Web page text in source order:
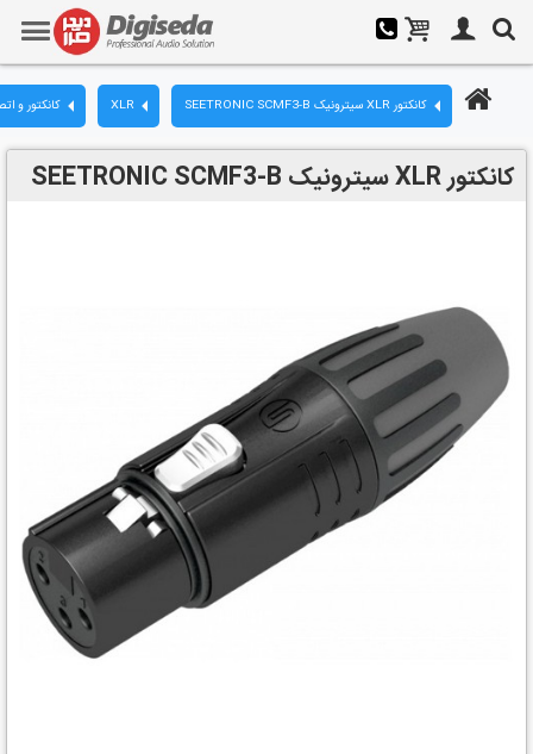
کانکتور و XLR کانکتور XLR سیترونیک SEETRONIC SCMF3-B
کانکتور XLR سیترونیک SEETRONIC SCMF3-B